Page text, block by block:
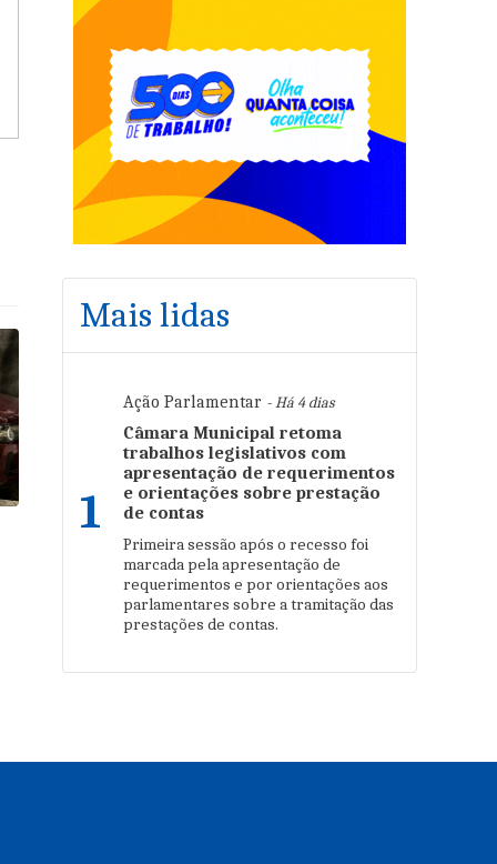
Mais lidas
1
Ação Parlamentar - Há 4 dias
Câmara Municipal retoma
trabalhos legislativos com
apresentação de requerimentos
e orientações sobre prestação
de contas
Primeira sessão após o recesso foi
marcada pela apresentação de
requerimentos e por orientações aos
parlamentares sobre a tramitação das
prestações de contas.